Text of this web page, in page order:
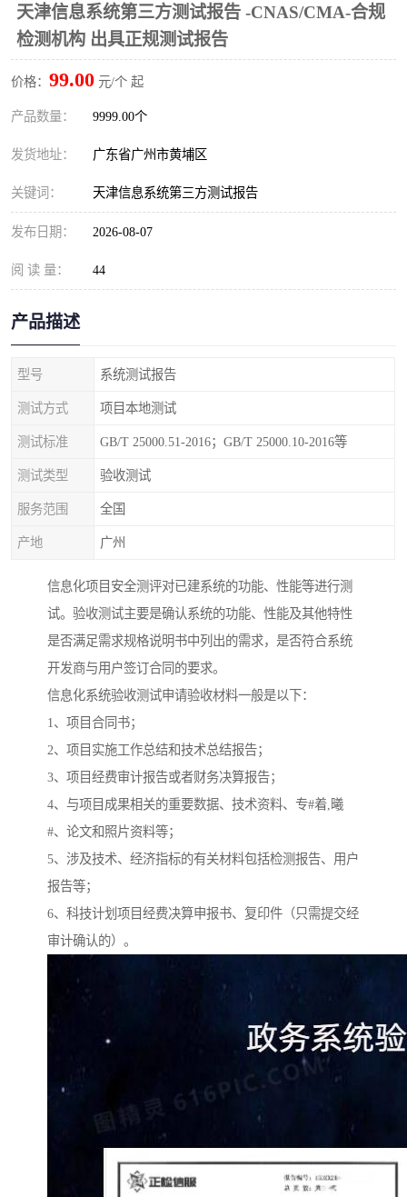
天津信息系统第三方测试报告 -CNAS/CMA-合规
检测机构 出具正规测试报告
价格： 99.00 元/个 起
产品数量： 9999.00个
发货地址： 广东省广州市黄埔区
关键词： 天津信息系统第三方测试报告
发布日期： 2026-08-07
阅 读 量： 44
产品描述
型号 系统测试报告
测试方式 项目本地测试
测试标准 GB/T 25000.51-2016；GB/T 25000.10-2016等
测试类型 验收测试
服务范围 全国
产地 广州
信息化项目安全测评对已建系统的功能、性能等进行测
试。验收测试主要是确认系统的功能、性能及其他特性
是否满足需求规格说明书中列出的需求，是否符合系统
开发商与用户签订合同的要求。
信息化系统验收测试申请验收材料一般是以下：
1、项目合同书；
2、项目实施工作总结和技术总结报告；
3、项目经费审计报告或者财务决算报告；
4、与项目成果相关的重要数据、技术资料、专#着,曦
#、论文和照片资料等；
5、涉及技术、经济指标的有关材料包括检测报告、用户
报告等；
6、科技计划项目经费决算申报书、复印件（只需提交经
审计确认的）。